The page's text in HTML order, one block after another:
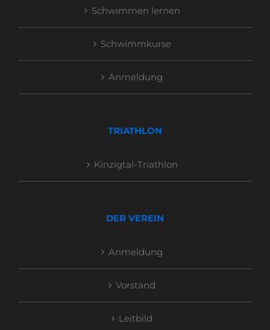
Schwimmen lernen
Schwimmkurse
Anmeldung
TRIATHLON
Kinzigtal-Triathlon
DER VEREIN
Anmeldung
Vorstand
Leitbild